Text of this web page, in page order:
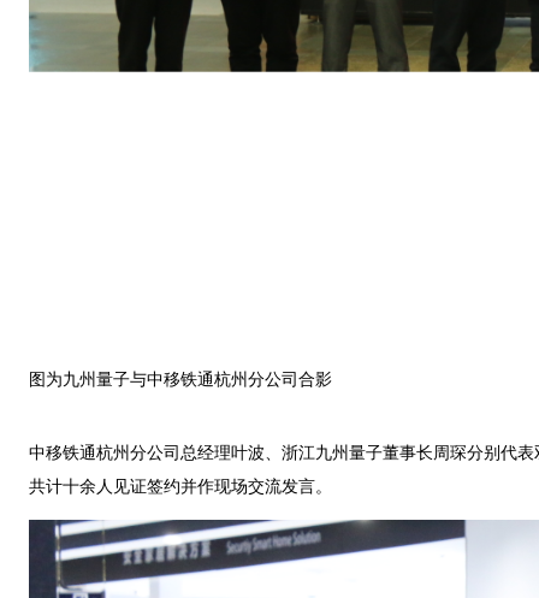
图为九州量子与中移铁通杭州分公司合影
中移铁通杭州分公司总经理叶波、浙江九州量子董事长周琛分别代
共计十余人见证签约并作现场交流发言。